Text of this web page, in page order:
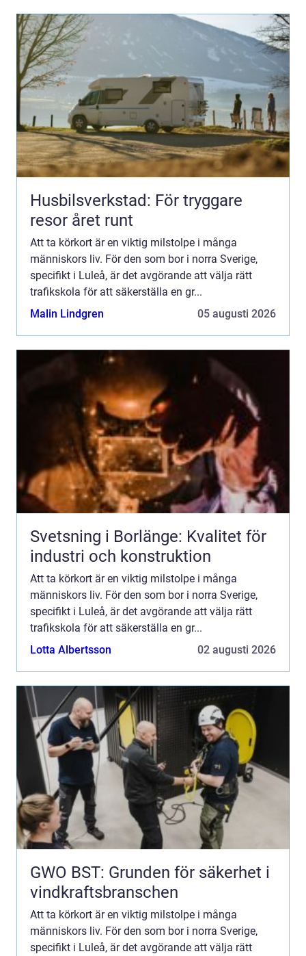
Husbilsverkstad: För tryggare
resor året runt
Att ta körkort är en viktig milstolpe i många
människors liv. För den som bor i norra Sverige,
specifikt i Luleå, är det avgörande att välja rätt
trafikskola för att säkerställa en gr...
Malin Lindgren
05 augusti 2026
Svetsning i Borlänge: Kvalitet för
industri och konstruktion
Att ta körkort är en viktig milstolpe i många
människors liv. För den som bor i norra Sverige,
specifikt i Luleå, är det avgörande att välja rätt
trafikskola för att säkerställa en gr...
Lotta Albertsson
02 augusti 2026
GWO BST: Grunden för säkerhet i
vindkraftsbranschen
Att ta körkort är en viktig milstolpe i många
människors liv. För den som bor i norra Sverige,
specifikt i Luleå, är det avgörande att välja rätt